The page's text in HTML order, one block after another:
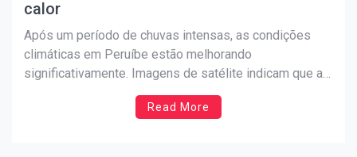
calor
Após um período de chuvas intensas, as condições
climáticas em Peruíbe estão melhorando
significativamente. Imagens de satélite indicam que a
massa de nuvens de chuva se deslocou para o
nordeste, deixando o céu limpo desde o sul do estado
Read More